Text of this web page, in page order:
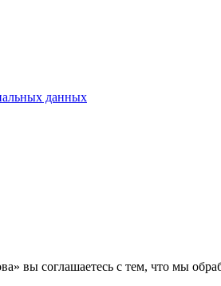
данных
вы соглашаетесь с тем, что мы